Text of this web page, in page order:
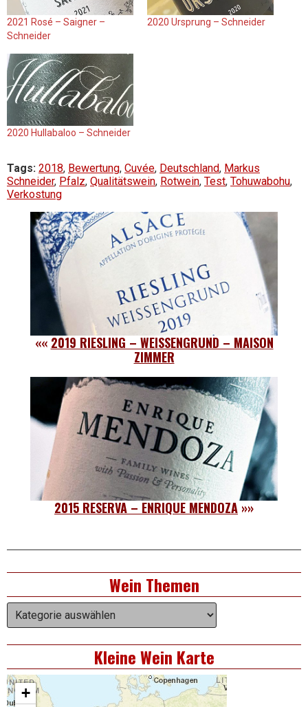
2021 Rosé – Saigner –
Schneider
2020 Ursprung – Schneider
2020 Hullabaloo – Schneider
Tags: 2018, Bewertung, Cuvée, Deutschland, Markus
Schneider, Pfalz, Qualitätswein, Rotwein, Test, Tohuwabohu,
Verkostung
«« 2019 RIESLING – WEISSENGRUND – MAISON
ZIMMER
2015 RESERVA – ENRIQUE MENDOZA »»
Right
Asides
Wein Themen
Wein
Themen
Kleine Wein Karte